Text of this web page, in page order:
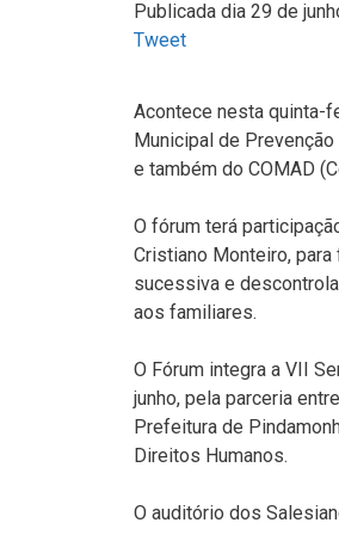
Publicada dia 29 de
Tweet
Acontece nesta quinta-
Municipal de
e também do COMAD
O fórum terá
Cristiano Monteiro,
sucessiva e
aos familiares.
O Fórum integra a VII
junho, pela parceria
Prefeitura de
Direitos Humanos.
O auditório dos